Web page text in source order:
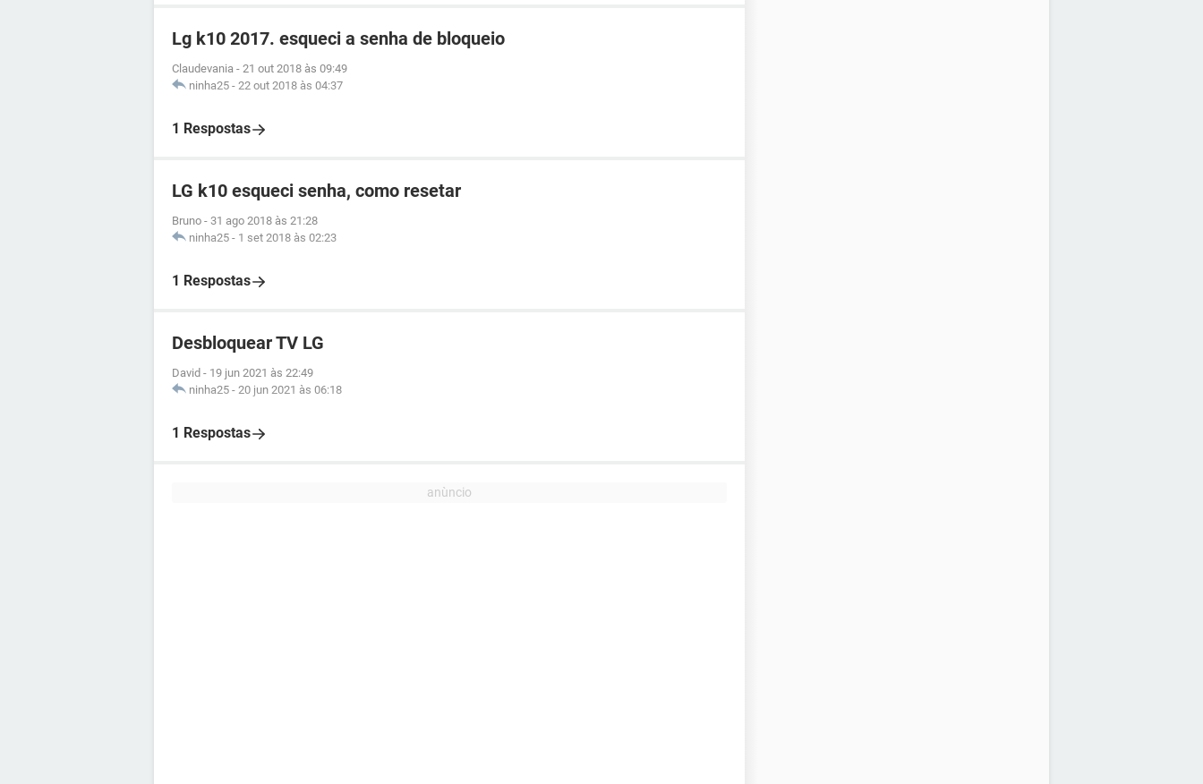
Lg k10 2017. esqueci a senha de bloqueio
Claudevania - 21 out 2018 às 09:49
ninha25 - 22 out 2018 às 04:37
1 Respostas
LG k10 esqueci senha, como resetar
Bruno - 31 ago 2018 às 21:28
ninha25 - 1 set 2018 às 02:23
1 Respostas
Desbloquear TV LG
David - 19 jun 2021 às 22:49
ninha25 - 20 jun 2021 às 06:18
1 Respostas